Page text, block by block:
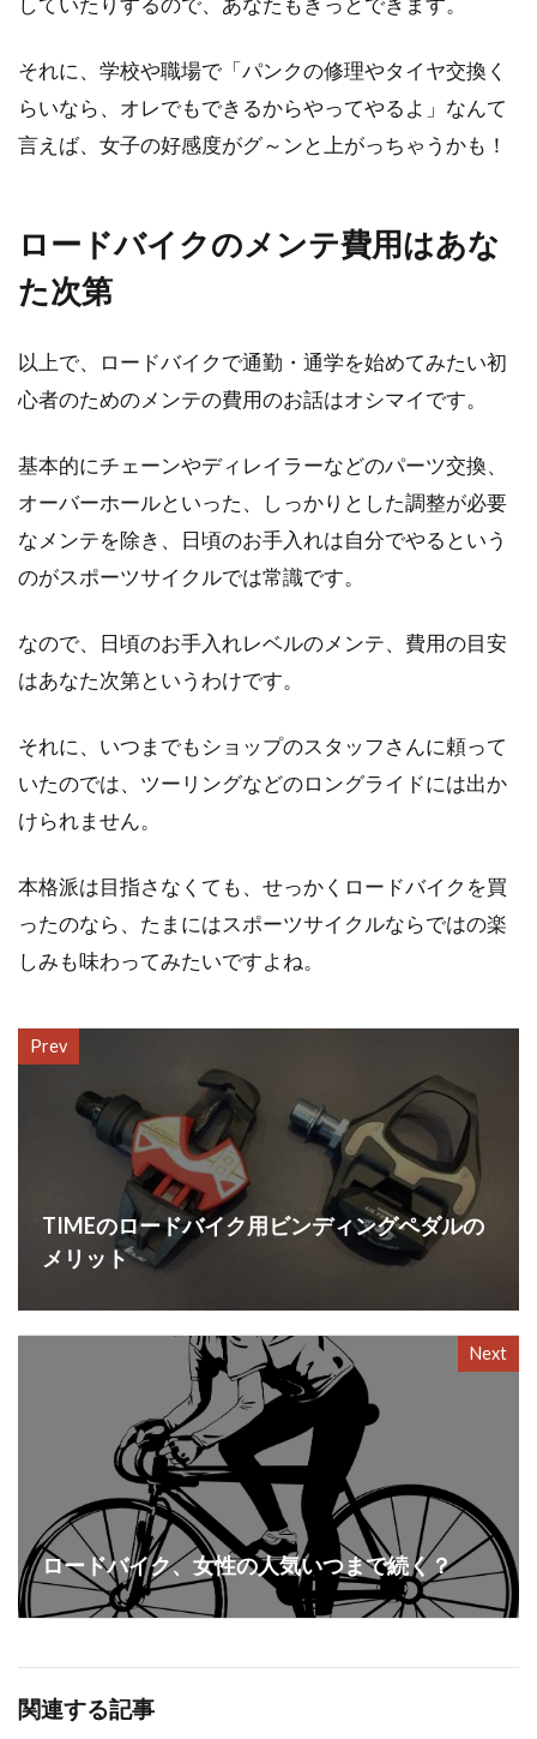
それに、学校や職場で「パンクの修理やタイヤ交換く
らいなら、オレでもできるからやってやるよ」なんて
言えば、女子の好感度がグ～ンと上がっちゃうかも！
ロードバイクのメンテ費用はあな
た次第
以上で、ロードバイクで通勤・通学を始めてみたい初
心者のためのメンテの費用のお話はオシマイです。
基本的にチェーンやディレイラーなどのパーツ交換、
オーバーホールといった、しっかりとした調整が必要
なメンテを除き、日頃のお手入れは自分でやるという
のがスポーツサイクルでは常識です。
なので、日頃のお手入れレベルのメンテ、費用の目安
はあなた次第というわけです。
それに、いつまでもショップのスタッフさんに頼って
いたのでは、ツーリングなどのロングライドには出か
けられません。
本格派は目指さなくても、せっかくロードバイクを買
ったのなら、たまにはスポーツサイクルならではの楽
しみも味わってみたいですよね。
Prev
TIMEのロードバイク用ビンディングペダルの
メリット
Next
ロードバイク、女性の人気いつまで続く？
関連する記事